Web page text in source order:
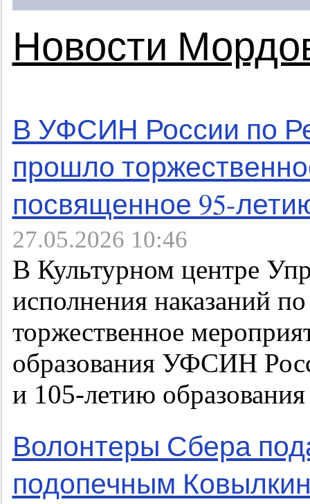
Новости
В УФСИН России по
прошло
посвященное 95-
27.05.2026 10:46
В Культурном центре
исполнения наказаний
торжественное
образования УФСИН
и 105-летию
Волонтеры Сбера
подопечным